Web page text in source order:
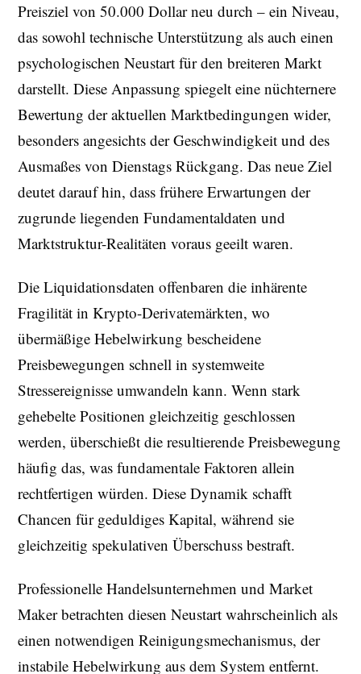
Preisziel von 50.000 Dollar neu durch – ein Niveau,
das sowohl technische Unterstützung als auch einen
psychologischen Neustart für den breiteren Markt
darstellt. Diese Anpassung spiegelt eine nüchternere
Bewertung der aktuellen Marktbedingungen wider,
besonders angesichts der Geschwindigkeit und des
Ausmaßes von Dienstags Rückgang. Das neue Ziel
deutet darauf hin, dass frühere Erwartungen der
zugrunde liegenden Fundamentaldaten und
Marktstruktur-Realitäten voraus geeilt waren.
Die Liquidationsdaten offenbaren die inhärente
Fragilität in Krypto-Derivatemärkten, wo
übermäßige Hebelwirkung bescheidene
Preisbewegungen schnell in systemweite
Stressereignisse umwandeln kann. Wenn stark
gehebelte Positionen gleichzeitig geschlossen
werden, überschießt die resultierende Preisbewegung
häufig das, was fundamentale Faktoren allein
rechtfertigen würden. Diese Dynamik schafft
Chancen für geduldiges Kapital, während sie
gleichzeitig spekulativen Überschuss bestraft.
Professionelle Handelsunternehmen und Market
Maker betrachten diesen Neustart wahrscheinlich als
einen notwendigen Reinigungsmechanismus, der
instabile Hebelwirkung aus dem System entfernt.